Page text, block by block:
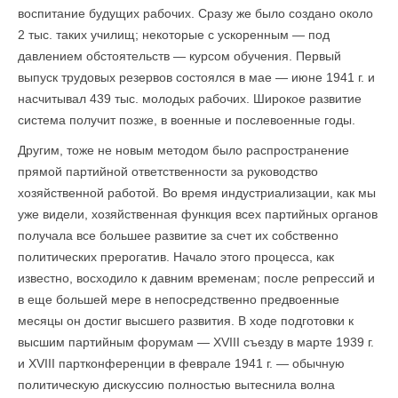
воспитание будущих рабочих. Сразу же было создано около
2 тыс. таких училищ; некоторые с ускоренным — под
давлением обстоятельств — курсом обучения. Первый
выпуск трудовых резервов состоялся в мае — июне 1941 г. и
насчитывал 439 тыс. моло­дых рабочих. Широкое развитие
система получит позже, в военные и послевоенные годы.
Другим, тоже не новым методом было распространение
прямой партийной ответственности за руководство
хозяйственной работой. Во время индустриализации, как мы
уже видели, хозяйственная функция всех партийных органов
получала все большее развитие за счет их собственно
политических прерогатив. Начало этого процесса, как
известно, восходило к давним временам; после репрессий и
в еще большей мере в непосредственно предвоенные
месяцы он достиг высшего развития. В ходе подготовки к
высшим партийным форумам — XVIII съезду в марте 1939 г.
и XVIII партконференции в феврале 1941 г. — обычную
политическую дискуссию полностью вытеснила волна